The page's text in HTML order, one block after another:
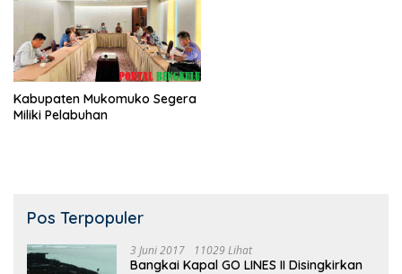
Kabupaten Mukomuko Segera
Miliki Pelabuhan
Pos Terpopuler
3 Juni 2017 11029 Lihat
Bangkai Kapal GO LINES II Disingkirkan